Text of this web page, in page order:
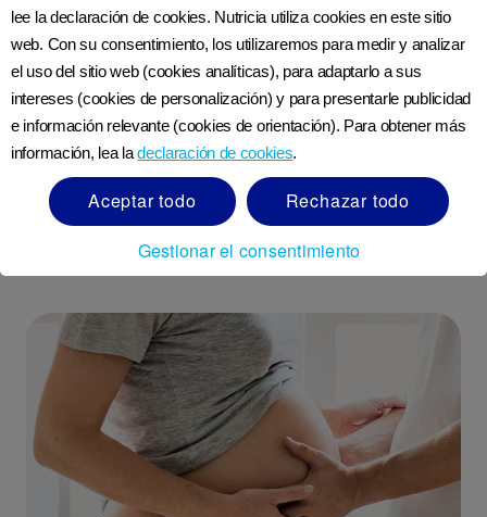
La futura salud de tu bebé
comienza aquí
Artículos relacionados:
lee la declaración de cookies. Nutricia utiliza cookies en este sitio
web. Con su consentimiento, los utilizaremos para medir y analizar
el uso del sitio web (cookies analíticas), para adaptarlo a sus
intereses (cookies de personalización) y para presentarle publicidad
e información relevante (cookies de orientación). Para obtener más
información, lea ladeclaración de cookies.
Aceptar todo
Rechazar todo
Gestionar el consentimiento